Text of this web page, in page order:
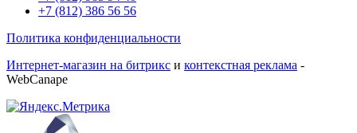
+7 (812) 386 56 56
Политика конфиденциальности
Интернет-магазин на битрикс и контекстная реклама -
WebCanape